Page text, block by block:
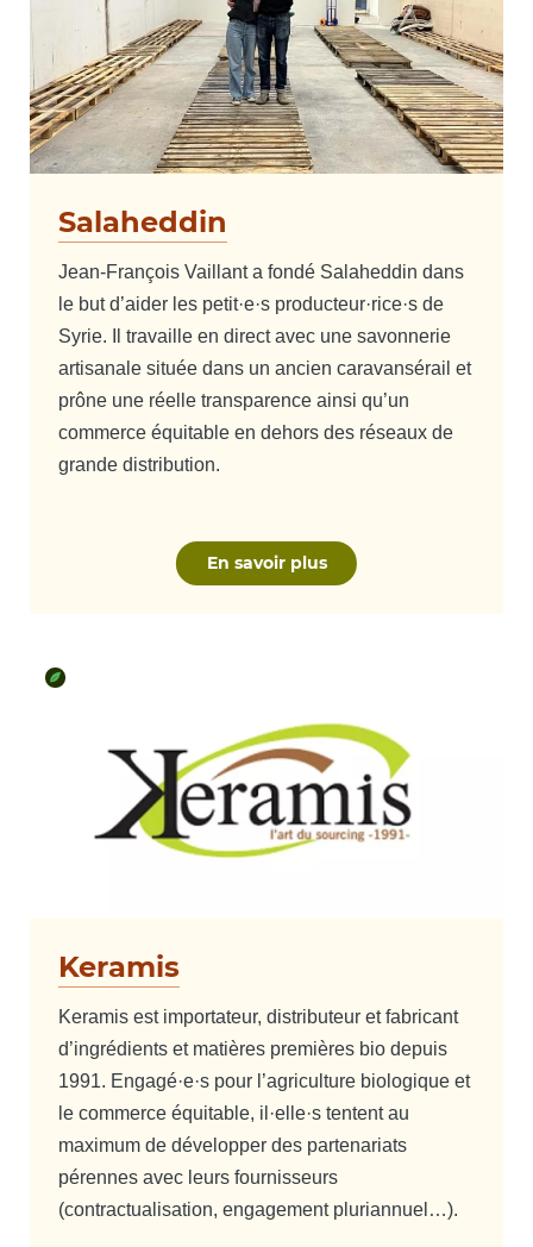
Salaheddin
Jean-François Vaillant a fondé Salaheddin dans
le but d’aider les petit·e·s producteur·rice·s de
Syrie. Il travaille en direct avec une savonnerie
artisanale située dans un ancien caravansérail et
prône une réelle transparence ainsi qu’un
commerce équitable en dehors des réseaux de
grande distribution.
En savoir plus
Keramis
Keramis est importateur, distributeur et fabricant
d’ingrédients et matières premières bio depuis
1991. Engagé·e·s pour l’agriculture biologique et
le commerce équitable, il·elle·s tentent au
maximum de développer des partenariats
pérennes avec leurs fournisseurs
(contractualisation, engagement pluriannuel…).